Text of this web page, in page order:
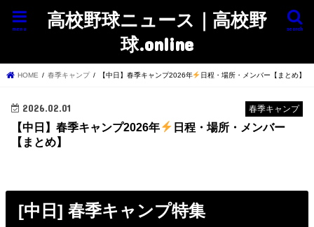
高校野球ニュース｜高校野
球.online
search
menu
HOME 春季キャンプ 【中日】春季キャンプ2026年 日程・場所・メンバー【まとめ】
春季キャンプ
2026.02.01
【中日】春季キャンプ2026年
日程・場所・メンバー
【まとめ】
[中日] 春季キャンプ特集